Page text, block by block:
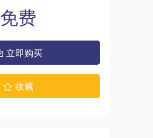
免费
立即购买
收藏